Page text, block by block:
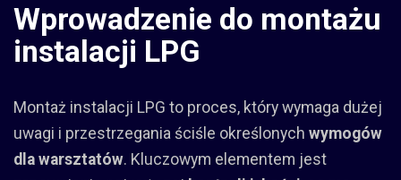
Wprowadzenie do montażu
instalacji LPG
Montaż instalacji LPG to proces, który wymaga dużej
uwagi i przestrzegania ściśle określonych wymogów
dla warsztatów. Kluczowym elementem jest